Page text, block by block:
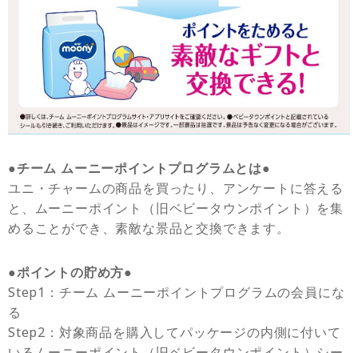
●チーム ムーニーポイントプログラムとは●
ユニ・チャームの商品を買ったり、アンケートに答える
と、ムーニーポイント（旧ベビータウンポイント）を集
めることができ、素敵な景品と交換できます。
●ポイントの貯め方●
Step1：チーム ムーニーポイントプログラムの会員にな
る
Step2：対象商品を購入してパッケージの内側に付いて